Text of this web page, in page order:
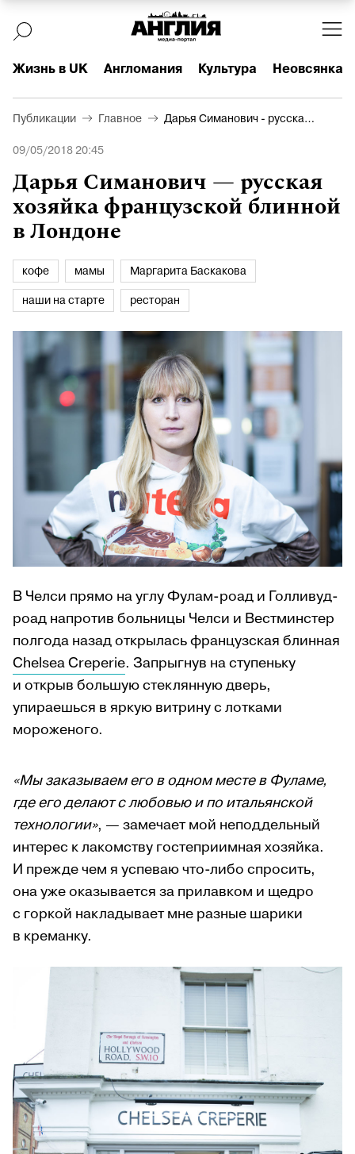
Жизнь в UK Англомания Культура Неовсянка
Публикации Главное
Дарья Симанович - русская
09/05/2018 20:45
Дарья Симанович — русская
хозяйка французской блинной
в Лондоне
кофе мамы
Маргарита Баскакова
наши на старте
ресторан
В Челси прямо на углу Фулам-роад и Голливуд-
роад напротив больницы Челси и Вестминстер
полгода назад открылась французская блинная
Chelsea Creperie. Запрыгнув на ступеньку
и открыв большую стеклянную дверь,
упираешься в яркую витрину с лотками
мороженого.
«Мы заказываем его в одном месте в Фуламе,
где его делают с любовью и по итальянской
технологии», — замечает мой неподдельный
интерес к лакомству гостеприимная хозяйка.
И прежде чем я успеваю что-либо спросить,
она уже оказывается за прилавком и щедро
с горкой накладывает мне разные шарики
в креманку.